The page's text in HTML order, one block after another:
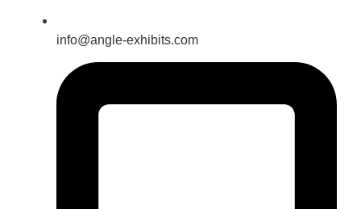
info@angle-exhibits.com